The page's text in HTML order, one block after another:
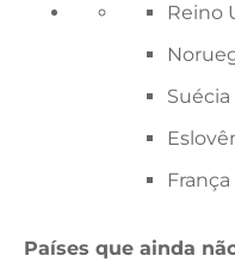
Reino
Suécia
França
Países que ainda